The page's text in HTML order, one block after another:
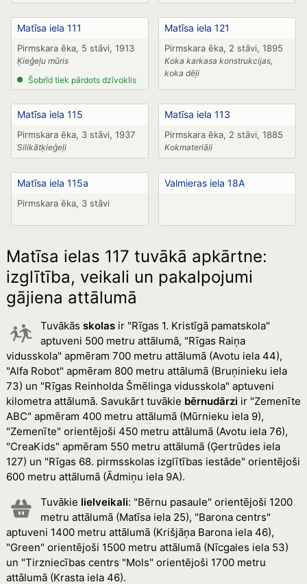
Matīsa iela 111
Pirmskara ēka, 5 stāvi, 1913
Ķieģeļu mūris
Šobrīd tiek pārdots dzīvoklis
Matīsa iela 121
Pirmskara ēka, 2 stāvi, 1895
Koka karkasa konstrukcijas,
koka dēļi
Matīsa iela 115
Pirmskara ēka, 3 stāvi, 1937
Silikātķieģeļi
Matīsa iela 113
Pirmskara ēka, 2 stāvi, 1885
Kokmateriāli
Matīsa iela 115a
Pirmskara ēka, 3 stāvi
Valmieras iela 18A
Matīsa ielas 117 tuvākā apkārtne:
izglītība, veikali un pakalpojumi
gājiena attālumā
Tuvākās skolasir "Rīgas 1. Kristīgā pamatskola"
aptuveni 500 metru attālumā, "Rīgas Raiņa
vidusskola" apmēram 700 metru attālumā (Avotu iela 44),
"Alfa Robot" apmēram 800 metru attālumā (Bruņinieku iela
73) un "Rīgas Reinholda Šmēlinga vidusskola" aptuveni
kilometra attālumā. Savukārt tuvākie bērnudārzi ir "Zemenīte
ABC" apmēram 400 metru attālumā (Mūrnieku iela 9),
"Zemenīte" orientējoši 450 metru attālumā (Avotu iela 76),
"CreaKids" apmēram 550 metru attālumā (Ģertrūdes iela
127) un "Rīgas 68. pirmsskolas izglītības iestāde" orientējoši
600 metru attālumā (Ādmiņu iela 9A).
Tuvākie lielveikali: "Bērnu pasaule" orientējoši 1200
metru attālumā (Matīsa iela 25), "Barona centrs"
aptuveni 1400 metru attālumā (Krišjāņa Barona iela 46),
"Green" orientējoši 1500 metru attālumā (Nīcgales iela 53)
un "Tirzniecības centrs "Mols" orientējoši 1700 metru
attālumā (Krasta iela 46).